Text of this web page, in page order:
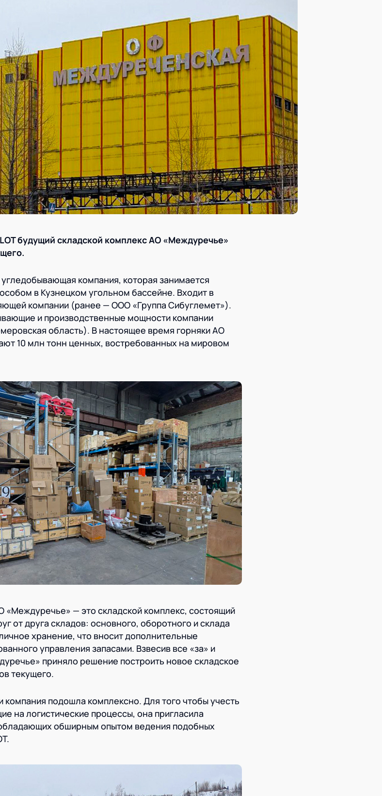
Предложение для учебных
заведений
База знаний
База знаний
будущий складской комплекс АО «Междуречье»
компания, которая занимается
в Кузнецком угольном бассейне. Входит в
компании (ранее — ООО «Группа Сибуглемет»).
и производственные мощности компании
область). В настоящее время горняки АО
10 млн тонн ценных, востребованных на мировом
«Междуречье» — это складской комплекс, состоящий
от друга складов: основного, оборотного и склада
хранение, что вносит дополнительные
управления запасами. Взвесив все «за» и
приняло решение построить новое складское
текущего.
компания подошла комплексно. Для того чтобы учесть
на логистические процессы, она пригласила
обширным опытом ведения подобных